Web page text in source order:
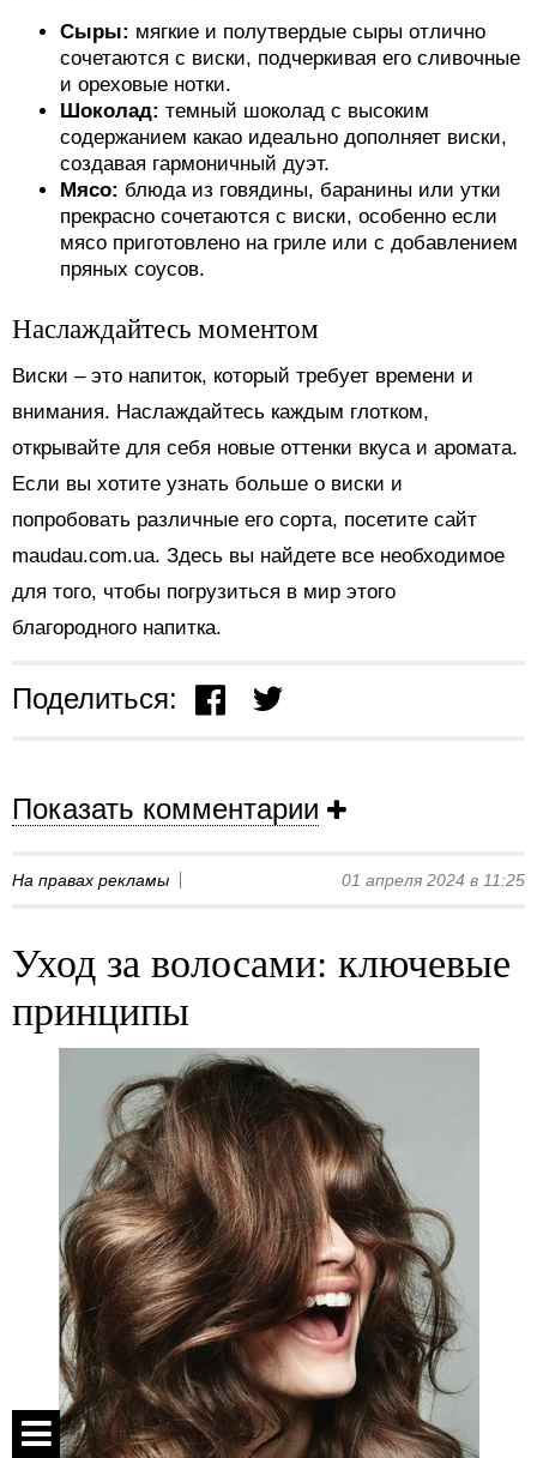
Сыры: мягкие и полутвердые сыры отлично
сочетаются с виски, подчеркивая его сливочные
и ореховые нотки.
Шоколад: темный шоколад с высоким
содержанием какао идеально дополняет виски,
создавая гармоничный дуэт.
Мясо: блюда из говядины, баранины или утки
прекрасно сочетаются с виски, особенно если
мясо приготовлено на гриле или с добавлением
пряных соусов.
Наслаждайтесь моментом
Виски – это напиток, который требует времени и
внимания. Наслаждайтесь каждым глотком,
открывайте для себя новые оттенки вкуса и аромата.
Если вы хотите узнать больше о виски и
попробовать различные его сорта, посетите сайт
maudau.com.ua. Здесь вы найдете все необходимое
для того, чтобы погрузиться в мир этого
благородного напитка.
Поделиться:
Показать комментарии
На правах рекламы 01 апреля 2024 в 11:25
Уход за волосами: ключевые
принципы